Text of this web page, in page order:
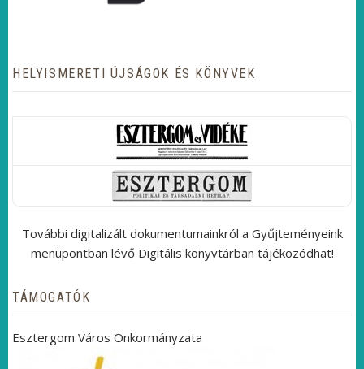
HELYISMERETI ÚJSÁGOK ÉS KÖNYVEK
További digitalizált dokumentumainkról a Gyűjteményeink
menüpontban lévő Digitális könyvtárban tájékozódhat!
TÁMOGATÓK
Esztergom Város Önkormányzata